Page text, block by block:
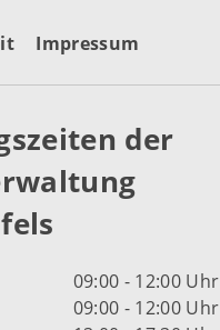
Impressum
der
09:00 - 12:00 Uhr
09:00 - 12:00 Uhr